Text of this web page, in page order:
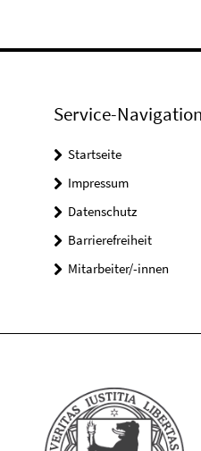
Service-Navigation
Startseite
Impressum
Datenschutz
Barrierefreiheit
Mitarbeiter/-innen